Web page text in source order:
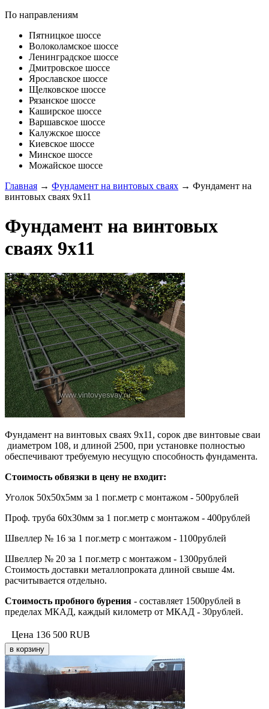
По направлениям
Пятницкое шоссе
Волоколамское шоссе
Ленинградское шоссе
Дмитровское шоссе
Ярославское шоссе
Щелковское шоссе
Рязанское шоссе
Каширское шоссе
Варшавское шоссе
Калужское шоссе
Киевское шоссе
Минское шоссе
Можайское шоссе
Главная → Фундамент на винтовых сваях → Фундамент на
винтовых сваях 9х11
Фундамент на винтовых
сваях 9х11
Фундамент на винтовых сваях 9х11, сорок две винтовые сваи
диаметром 108, и длиной 2500, при установке полностью
обеспечивают требуемую несущую способность фундамента.
Стоимость обвязки в цену не входит:
Уголок 50х50х5мм за 1 пог.метр с монтажом - 500рублей
Проф. труба 60х30мм за 1 пог.метр с монтажом - 400рублей
Швеллер № 16 за 1 пог.метр с монтажом - 1100рублей
Швеллер № 20 за 1 пог.метр с монтажом - 1300рублей
Стоимость доставки металлопроката длиной свыше 4м.
расчитывается отдельно.
Стоимость пробного бурения - составляет 1500рублей в
пределах МКАД, каждый километр от МКАД - 30рублей.
Цена 136 500 RUB